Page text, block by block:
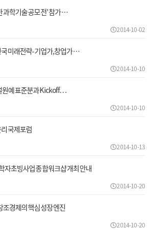
과학기술 공모전' 참가 …
2014-10-02
미래전략-기업가,창업가 …
2014-10-10
원예 표준분과 Kickoff…
2014-10-10
국제포럼
2014-10-13
자초빙사업 종합워크샵 개최 안내
2014-10-20
경제의 핵심 성장엔진
2014-10-20